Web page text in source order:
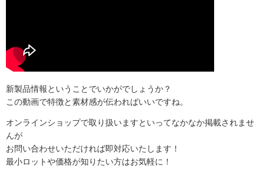
新製品情報ということでいかがでしょうか？
この動画で特徴と素材感が伝わればいいですね。
オンラインショップで取り扱いますといってなかなか掲載されませ
んが
お問い合わせいただければ即対応いたします！
最小ロットや価格が知りたい方はお気軽に！